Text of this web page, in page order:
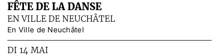
FÊTE DE LA DANSE
EN VILLE DE NEUCHÂTEL
En Ville de Neuchâtel
DI 14 MAI